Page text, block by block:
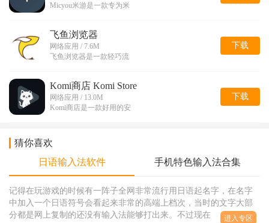
Micyou米游是一款专为米
飞鱼浏览器
网络应用 / 7.6M
飞鱼浏览器是一款轻巧流
下载
Komi商店 Komi Store
网络应用 / 13.0M
Komi商店是一款好用的安
下载
猜你喜欢
日语输入法软件
手机特色输入法合集
记得在玩游戏的时候有一阵子全网非常流行用日语起名字，在名字
中加入一个日语符号会看起来非常的高端上档次，当时的文字大部
分都是网上复制的还没有输入法能够打出来。不过现在的输入法和
进入专区